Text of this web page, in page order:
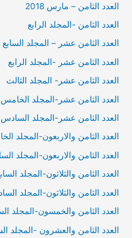
العدد الثامن – مارس 2018
العدد الثامن -المجلد الرابع
العدد الثامن عشر – المجلد السابع
العدد الثامن عشر -المجلد الرابع
العدد الثامن عشر- المجلد الثالث
العدد الثامن عشر-المجلد الخامس
العدد الثامن عشر-المجلد السادس
العدد الثامن والاربعون-المجلد
العدد الثامن والاربعون-المجلد
العدد الثامن والثلاثون-المجلد
العدد الثامن والثلاثون-المجلد
العدد الثامن والخمسون-المجلد
العدد الثامن والعشرون -المجلد